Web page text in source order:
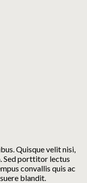
Quisque velit nisi,
Sed porttitor lectus
convallis quis ac
blandit.